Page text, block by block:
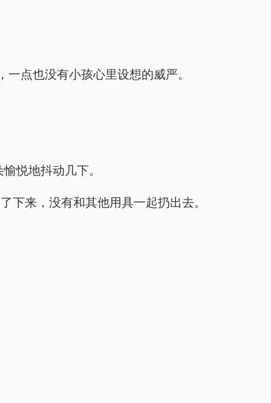
点也没有小孩心里设想的威严。
悦地抖动几下。
下来，没有和其他用具一起扔出去。